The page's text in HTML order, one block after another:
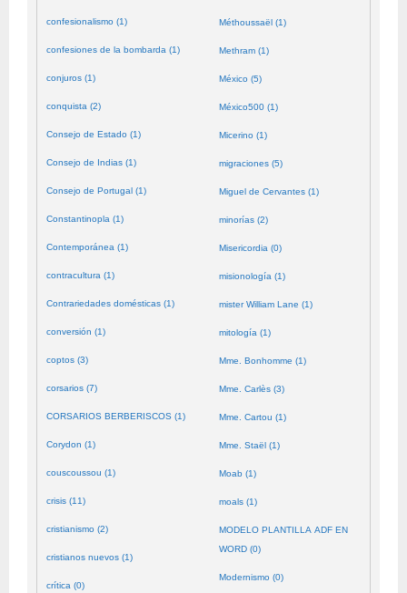
confesionalismo (1)
confesiones de la bombarda (1)
conjuros (1)
conquista (2)
Consejo de Estado (1)
Consejo de Indias (1)
Consejo de Portugal (1)
Constantinopla (1)
Contemporánea (1)
contracultura (1)
Contrariedades domésticas (1)
conversión (1)
coptos (3)
corsarios (7)
CORSARIOS BERBERISCOS (1)
Corydon (1)
couscoussou (1)
crisis (11)
cristianismo (2)
cristianos nuevos (1)
crítica (0)
Méthoussaël (1)
Methram (1)
México (5)
México500 (1)
Micerino (1)
migraciones (5)
Miguel de Cervantes (1)
minorías (2)
Misericordia (0)
misionología (1)
mister William Lane (1)
mitología (1)
Mme. Bonhomme (1)
Mme. Carlès (3)
Mme. Cartou (1)
Mme. Staël (1)
Moab (1)
moals (1)
MODELO PLANTILLA ADF EN
WORD (0)
Modernismo (0)